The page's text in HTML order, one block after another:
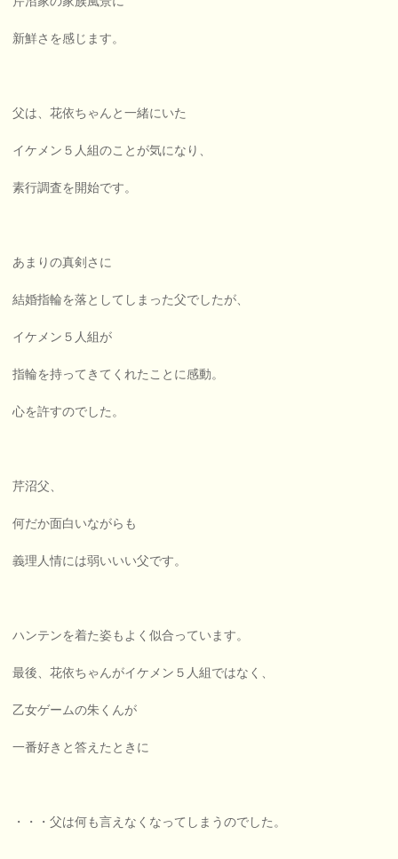
新鮮さを感じます。
父は、花依ちゃんと一緒にいた
イケメン５人組のことが気になり、
素行調査を開始です。
あまりの真剣さに
結婚指輪を落としてしまった父でしたが、
イケメン５人組が
指輪を持ってきてくれたことに感動。
心を許すのでした。
芹沼父、
何だか面白いながらも
義理人情には弱いいい父です。
ハンテンを着た姿もよく似合っています。
最後、花依ちゃんがイケメン５人組ではなく、
乙女ゲームの朱くんが
一番好きと答えたときに
・・・父は何も言えなくなってしまうのでした。